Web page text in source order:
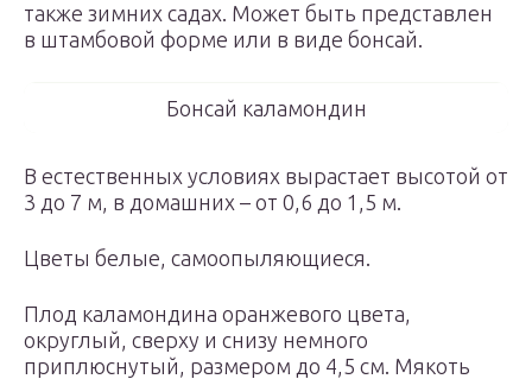
также зимних садах. Может быть представлен
в штамбовой форме или в виде бонсай.
Бонсай каламондин
В естественных условиях вырастает высотой от
3 до 7 м, в домашних – от 0,6 до 1,5 м.
Цветы белые, самоопыляющиеся.
Плод каламондина оранжевого цвета,
округлый, сверху и снизу немного
приплюснутый, размером до 4,5 см. Мякоть